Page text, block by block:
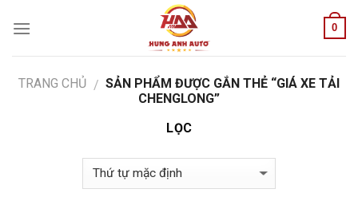
0
TRANG CHỦ / SẢN PHẨM ĐƯỢC GẮN THẺ “GIÁ XE TẢI
CHENGLONG”
LỌC